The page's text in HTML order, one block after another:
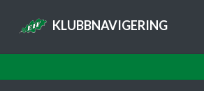
KLUBBNAVIGERING